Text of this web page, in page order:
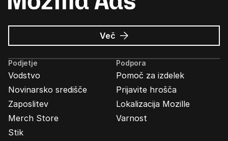
Več o
Oglasi
Mozilla
Podjetje
Vodstvo
Novinarsko središče
Zaposlitev
Merch Store
Stik
Podpora
Pomoč za izdelek
Prijavite hrošča
Lokalizacija Mozille
Varnost